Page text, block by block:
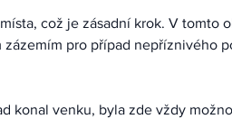
což je zásadní krok. V tomto
pro případ nepříznivého
konal venku, byla zde vždy